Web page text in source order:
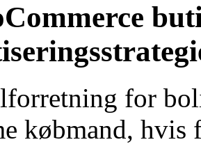
for
købmand, hvis